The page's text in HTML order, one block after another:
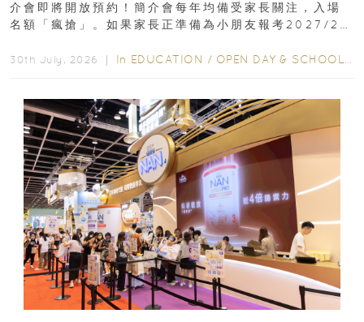
介會即將開放預約！簡介會每年均備受家長關注，入場
名額「瘋搶」。如果家長正準備為小朋友報考2027/28
30th July, 2026 ｜ In EDUCATION / OPEN DAY & SCHOOL EVENTS